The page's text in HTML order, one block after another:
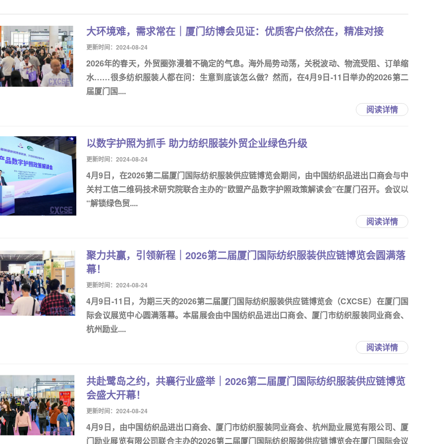
大环境难，需求常在｜厦门纺博会见证：优质客户依然在，精准对接
更新时间：2024-08-24
2026年的春天，外贸圈弥漫着不确定的气息。海外局势动荡，关税波动、物流受阻、订单缩
水……很多纺织服装人都在问：生意到底该怎么做？然而，在4月9日-11日举办的2026第二
届厦门国....
阅读详情
以数字护照为抓手 助力纺织服装外贸企业绿色升级
更新时间：2024-08-24
4月9日，在2026第二届厦门国际纺织服装供应链博览会期间，由中国纺织品进出口商会与中
关村工信二维码技术研究院联合主办的“欧盟产品数字护照政策解读会”在厦门召开。会议以
“解锁绿色贸....
阅读详情
聚力共赢，引领新程｜2026第二届厦门国际纺织服装供应链博览会圆满落
幕！
更新时间：2024-08-24
4月9日-11日，为期三天的2026第二届厦门国际纺织服装供应链博览会（CXCSE）在厦门国
际会议展览中心圆满落幕。本届展会由中国纺织品进出口商会、厦门市纺织服装同业商会、
杭州励业....
阅读详情
共赴鹭岛之约，共襄行业盛举｜2026第二届厦门国际纺织服装供应链博览
会盛大开幕！
更新时间：2024-08-24
4月9日，由中国纺织品进出口商会、厦门市纺织服装同业商会、杭州励业展览有限公司、厦
门励业展览有限公司联合主办的2026第二届厦门国际纺织服装供应链博览会在厦门国际会议